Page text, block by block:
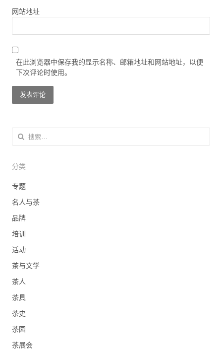
网站地址
在此浏览器中保存我的显示名称、邮箱地址和网站地址，以便
下次评论时使用。
搜索：
分类
专题
名人与茶
品牌
培训
活动
茶与文学
茶人
茶具
茶史
茶园
茶展会